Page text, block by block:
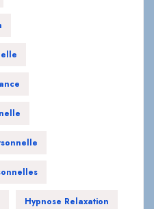
Hypnose Relaxation